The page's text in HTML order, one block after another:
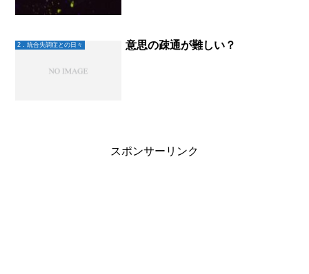
2．統合失調症との日々 意思の疎通が難しい？
スポンサーリンク